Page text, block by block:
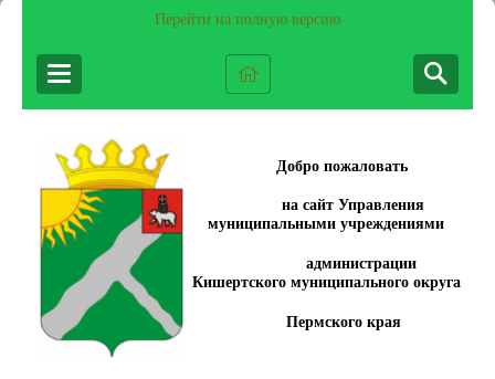
Перейти на полную версию
Добро пожаловать
на сайт Управления
муниципальными учреждениями
администрации
Кишертского муниципального округа
Пермского края